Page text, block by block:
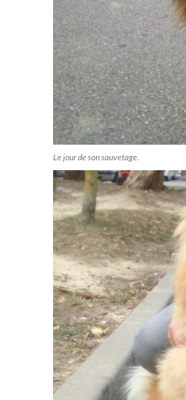
Le jour de son sauvetage.